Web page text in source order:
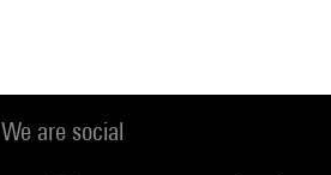
We are social